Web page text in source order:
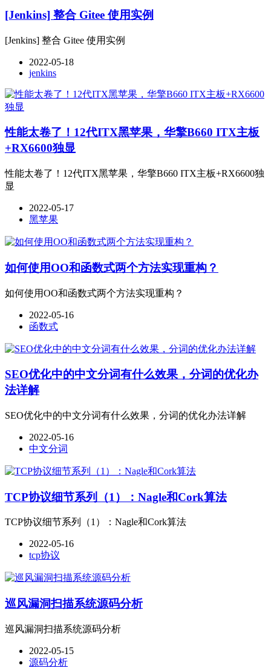
[Jenkins] 整合 Gitee 使用实例
[Jenkins] 整合 Gitee 使用实例
2022-05-18
jenkins
性能太卷了！12代ITX黑苹果，华擎B660 ITX主板
+RX6600独显
性能太卷了！12代ITX黑苹果，华擎B660 ITX主板+RX6600独
显
2022-05-17
黑苹果
如何使用OO和函数式两个方法实现重构？
如何使用OO和函数式两个方法实现重构？
2022-05-16
函数式
SEO优化中的中文分词有什么效果，分词的优化办
法详解
SEO优化中的中文分词有什么效果，分词的优化办法详解
2022-05-16
中文分词
TCP协议细节系列（1）：Nagle和Cork算法
TCP协议细节系列（1）：Nagle和Cork算法
2022-05-16
tcp协议
巡风漏洞扫描系统源码分析
巡风漏洞扫描系统源码分析
2022-05-15
源码分析